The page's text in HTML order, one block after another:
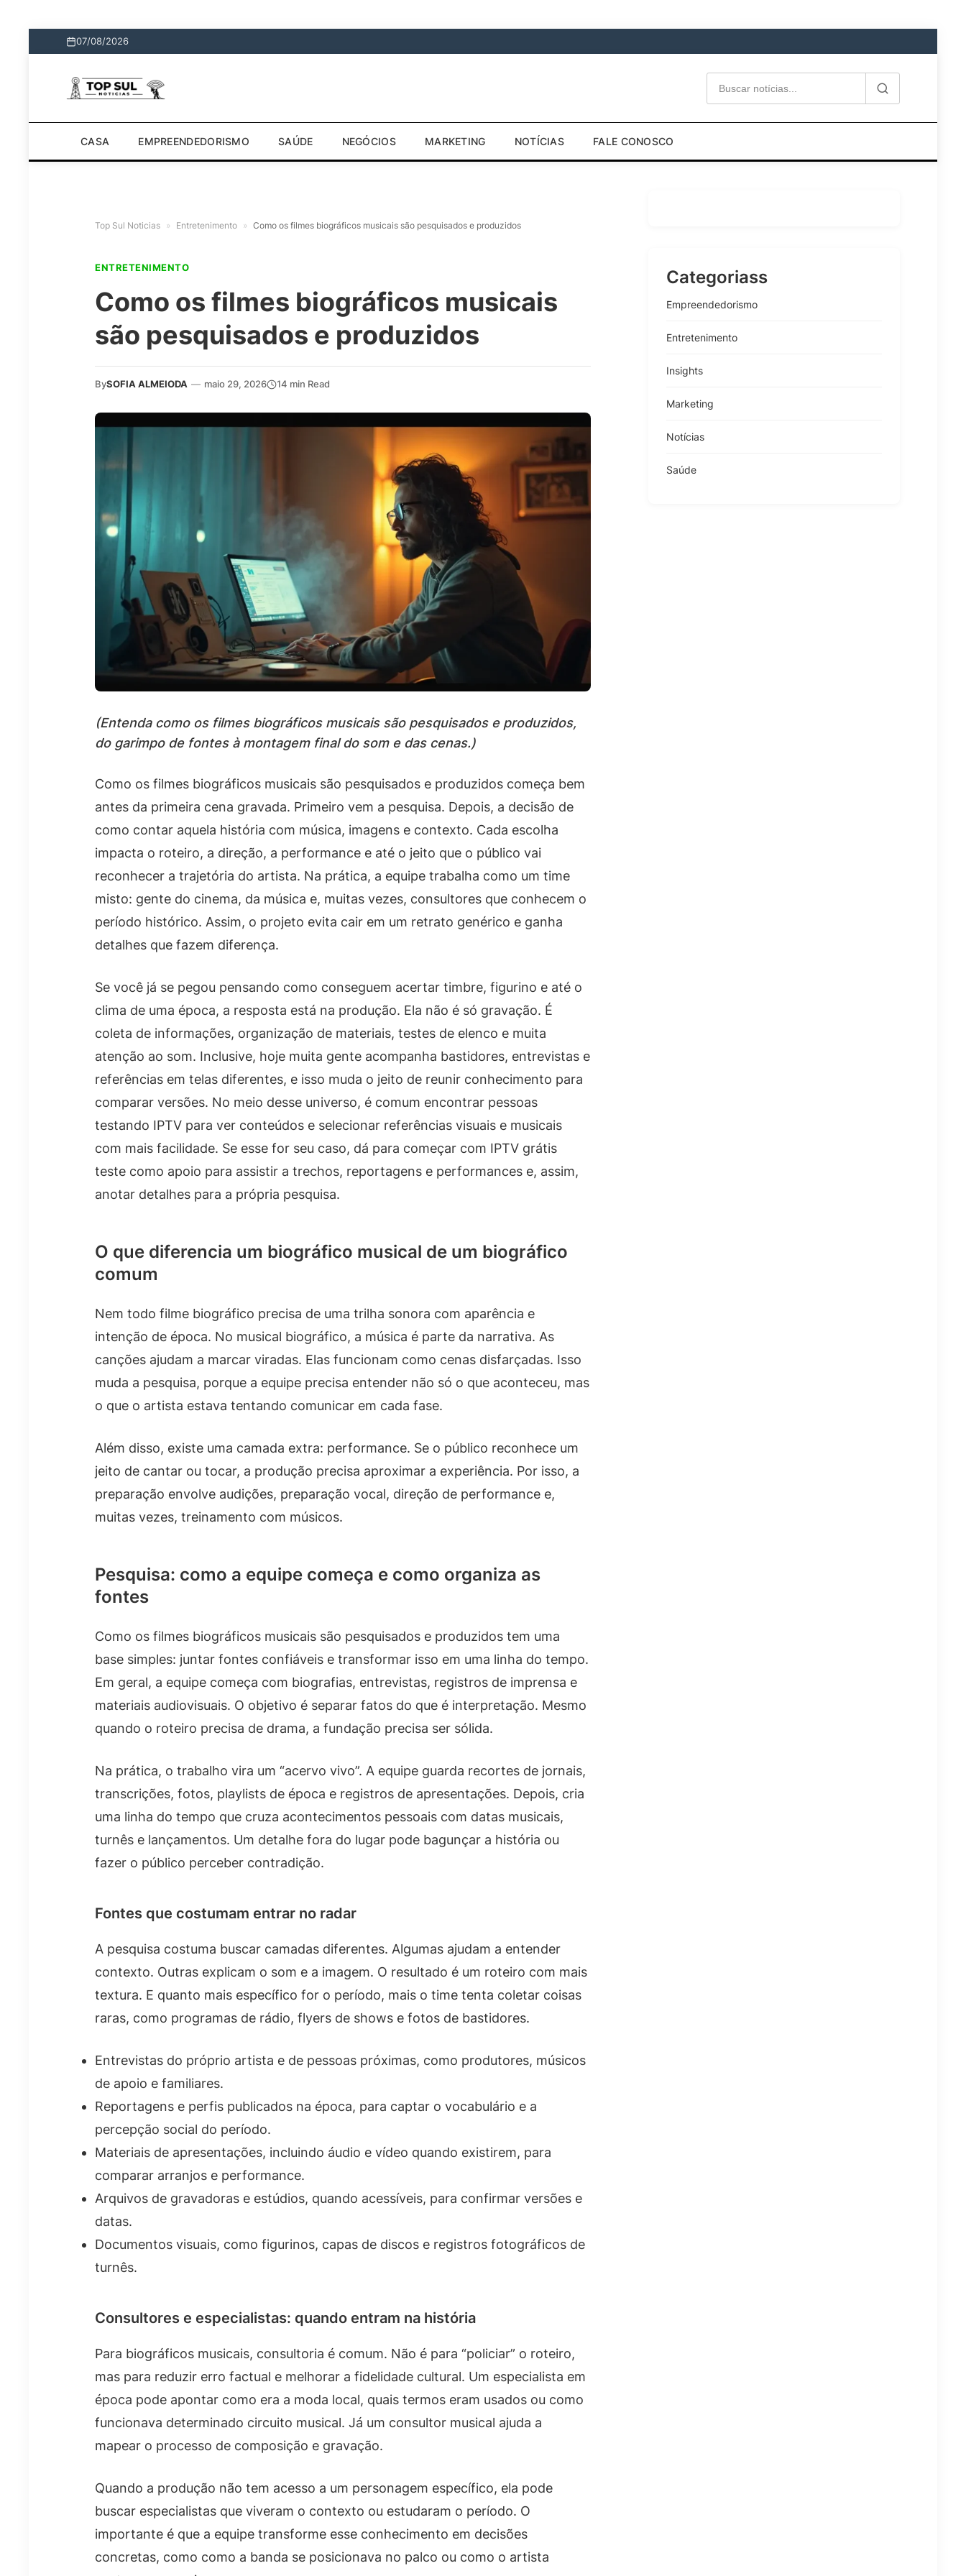
07/08/2026
CASA EMPREENDEDORISMO SAÚDE NEGÓCIOS MARKETING NOTÍCIAS FALE CONOSCO
Top Sul Noticias » Entretenimento » Como os filmes biográficos musicais são pesquisados e produzidos
ENTRETENIMENTO
Como os filmes biográficos musicais
são pesquisados e produzidos
BySOFIA ALMEIODA — maio 29, 2026 14 min Read
(Entenda como os filmes biográficos musicais são pesquisados e produzidos,
do garimpo de fontes à montagem final do som e das cenas.)
Como os filmes biográficos musicais são pesquisados e produzidos começa bem
antes da primeira cena gravada. Primeiro vem a pesquisa. Depois, a decisão de
como contar aquela história com música, imagens e contexto. Cada escolha
impacta o roteiro, a direção, a performance e até o jeito que o público vai
reconhecer a trajetória do artista. Na prática, a equipe trabalha como um time
misto: gente do cinema, da música e, muitas vezes, consultores que conhecem o
período histórico. Assim, o projeto evita cair em um retrato genérico e ganha
detalhes que fazem diferença.
Se você já se pegou pensando como conseguem acertar timbre, figurino e até o
clima de uma época, a resposta está na produção. Ela não é só gravação. É
coleta de informações, organização de materiais, testes de elenco e muita
atenção ao som. Inclusive, hoje muita gente acompanha bastidores, entrevistas e
referências em telas diferentes, e isso muda o jeito de reunir conhecimento para
comparar versões. No meio desse universo, é comum encontrar pessoas
testando IPTV para ver conteúdos e selecionar referências visuais e musicais
com mais facilidade. Se esse for seu caso, dá para começar com IPTV grátis
teste como apoio para assistir a trechos, reportagens e performances e, assim,
anotar detalhes para a própria pesquisa.
O que diferencia um biográfico musical de um biográfico
comum
Nem todo filme biográfico precisa de uma trilha sonora com aparência e
intenção de época. No musical biográfico, a música é parte da narrativa. As
canções ajudam a marcar viradas. Elas funcionam como cenas disfarçadas. Isso
muda a pesquisa, porque a equipe precisa entender não só o que aconteceu, mas
o que o artista estava tentando comunicar em cada fase.
Além disso, existe uma camada extra: performance. Se o público reconhece um
jeito de cantar ou tocar, a produção precisa aproximar a experiência. Por isso, a
preparação envolve audições, preparação vocal, direção de performance e,
muitas vezes, treinamento com músicos.
Pesquisa: como a equipe começa e como organiza as
fontes
Como os filmes biográficos musicais são pesquisados e produzidos tem uma
base simples: juntar fontes confiáveis e transformar isso em uma linha do tempo.
Em geral, a equipe começa com biografias, entrevistas, registros de imprensa e
materiais audiovisuais. O objetivo é separar fatos do que é interpretação. Mesmo
quando o roteiro precisa de drama, a fundação precisa ser sólida.
Na prática, o trabalho vira um “acervo vivo”. A equipe guarda recortes de jornais,
transcrições, fotos, playlists de época e registros de apresentações. Depois, cria
uma linha do tempo que cruza acontecimentos pessoais com datas musicais,
turnês e lançamentos. Um detalhe fora do lugar pode bagunçar a história ou
fazer o público perceber contradição.
Fontes que costumam entrar no radar
A pesquisa costuma buscar camadas diferentes. Algumas ajudam a entender
contexto. Outras explicam o som e a imagem. O resultado é um roteiro com mais
textura. E quanto mais específico for o período, mais o time tenta coletar coisas
raras, como programas de rádio, flyers de shows e fotos de bastidores.
Entrevistas do próprio artista e de pessoas próximas, como produtores, músicos
de apoio e familiares.
Reportagens e perfis publicados na época, para captar o vocabulário e a
percepção social do período.
Materiais de apresentações, incluindo áudio e vídeo quando existirem, para
comparar arranjos e performance.
Arquivos de gravadoras e estúdios, quando acessíveis, para confirmar versões e
datas.
Documentos visuais, como figurinos, capas de discos e registros fotográficos de
turnês.
Consultores e especialistas: quando entram na história
Para biográficos musicais, consultoria é comum. Não é para “policiar” o roteiro,
mas para reduzir erro factual e melhorar a fidelidade cultural. Um especialista em
época pode apontar como era a moda local, quais termos eram usados ou como
funcionava determinado circuito musical. Já um consultor musical ajuda a
mapear o processo de composição e gravação.
Quando a produção não tem acesso a um personagem específico, ela pode
buscar especialistas que viveram o contexto ou estudaram o período. O
importante é que a equipe transforme esse conhecimento em decisões
concretas, como como a banda se posicionava no palco ou como o artista
Categoriass
Empreendedorismo
Entretenimento
Insights
Marketing
Notícias
Saúde